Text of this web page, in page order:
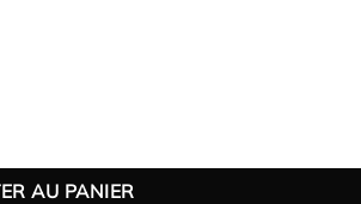
MK5 toutes carrosseries (depuis 2014)
AU PANIER